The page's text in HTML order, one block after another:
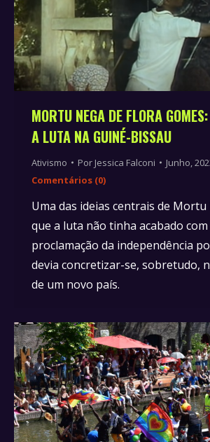
MORTU NEGA DE FLORA
A LUTA NA GUINÉ-BISSAU
Ativismo Por Jessica Falconi
Junho,
Comentários (0)
Uma das ideias centrais de Mortu
que a luta não tinha acabado com
proclamação da independência
devia concretizar-se, sobretudo,
de um novo país.